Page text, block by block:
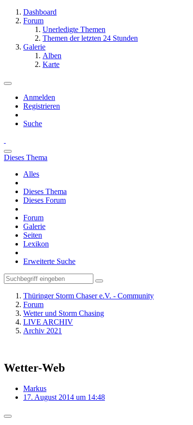
Dashboard
Forum
Unerledigte Themen
Themen der letzten 24 Stunden
Galerie
Alben
Karte
Anmelden
Registrieren
Suche
Dieses Thema
Alles
Dieses Thema
Dieses Forum
Forum
Galerie
Seiten
Lexikon
Erweiterte Suche
Thüringer Storm Chaser e.V. - Community
Forum
Wetter und Storm Chasing
LIVE ARCHIV
Archiv 2021
Wetter-Web
Markus
17. August 2014 um 14:48